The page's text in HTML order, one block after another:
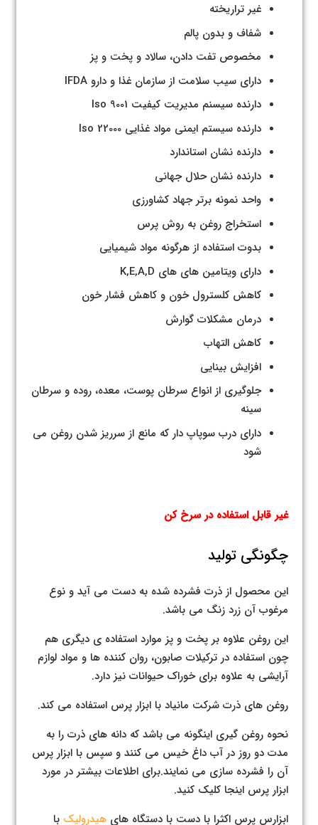
غیر تراریخته
شفاف و بدون پالم
مخصوص تفت دادن، سالاد و پخت و پز
دارای سیب سلامت از سازمان غذا و دارو IFDA
دارنده سیسنم مدیریت کیفیت Iso 9001
دارنده سیستم ایمنی مواد غذایی Iso 22000
دارنده نشان استاندارد
دارنده نشان حلال جهانی
واحد نمونه برتر جهاد کشاورزی
استخراج روغن به روش پرس
بدوت استفاده از هرگونه مواد شیمیایی
دارای ویتامین های های K,E,A,D
کاهش کلسترول خون و کاهش فشار خون
درمان مشکلات گوارش
کاهش التهاب
افزایش بینایی
جلوگیری از انواع سرطان پوست، معده، روده و سرطان
سینه
دارای درب سوپاپ دار که مانع از سرریز شدن روغن می
شود
غیر قابل استفاده در سرخ کن
چگونگی تولید
این محصول از ذرت فشرده شده به دست می آید و نوع
مرغوب آن زرد زنگ می باشد.
این روغن علاوه بر پخت و پز موارد استفاده ی دیگری هم
چون استفاده در ترکیلات صابون، روان کننده ها و مواد لوازم
آرایشی به علاوه برای خوراک حیوانات نیز دارد.
روغن های ذرت شرکت مانیاد با ابزار پرس استفاده می کند.
نحوه روغن گیری اینگونه می باشد که دانه های ذرت را به
مدت دو روز در آب داغ خیس می کنند و سپس با ابزار پرس
آن را فشرده سازی می نمایند.برای اطلاعات بیشتر در مورد
ابزار پرس اینجا کلیک کنید.
ابزارس پرس اکثرا با دست با دستگاه هایهیدرولیک با